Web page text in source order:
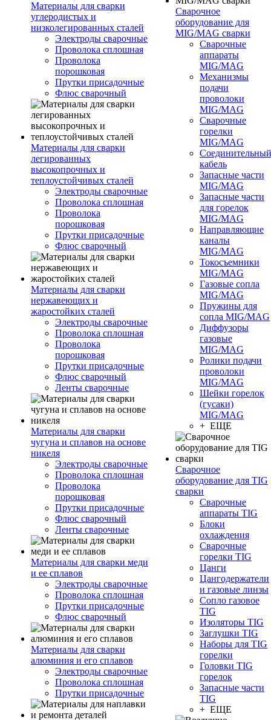
Материалы для сварки
углеродистых и
низколегированных сталей
Электроды сварочные
Проволока сплошная
Проволока
порошковая
Прутки присадочные
Флюс сварочный
Материалы для сварки
легированных
высокопрочных и
теплоустойчивых сталей
Электроды сварочные
Проволока сплошная
Проволока
порошковая
Прутки присадочные
Флюс сварочный
Материалы для сварки
нержавеющих и
жаростойких сталей
Электроды сварочные
Проволока сплошная
Проволока
порошковая
Прутки присадочные
Флюс сварочный
Ленты сварочные
Материалы для сварки
чугуна и сплавов на основе
никеля
Электроды сварочные
Проволока сплошная
Проволока
порошковая
Прутки присадочные
Флюс сварочный
Ленты сварочные
Материалы для сварки меди
и ее сплавов
Электроды сварочные
Проволока сплошная
Прутки присадочные
Флюс сварочный
Материалы для сварки
алюминия и его сплавов
Электроды сварочные
Проволока сплошная
Прутки присадочные
Сварочное
оборудование для
MIG/MAG сварки
Сварочные
аппараты
MIG/MAG
Механизмы
подачи
проволоки
MIG/MAG
Сварочные
горелки
MIG/MAG
Соединительный
кабель
Запасные части
MIG/MAG
Запасные части
для горелок
MIG/MAG
Направляющие
каналы
MIG/MAG
Токосъемники
MIG/MAG
Газовые сопла
MIG/MAG
Пружины для
сопла MIG/MAG
Диффузоры
газовые
MIG/MAG
Ролики подачи
проволоки
MIG/MAG
Шейки горелок
(гусаки)
MIG/MAG
+ ЕЩЕ
Сварочное
оборудование для TIG
сварки
Сварочные
аппараты TIG
Блоки
охлаждения
Сварочные
горелки TIG
Цанги
Цангодержатели
и газовые линзы
Сопло газовое
TIG
Изоляторы TIG
Заглушки TIG
Наборы для TIG
горелки
Головки TIG
горелок
Запасные части
TIG
+ ЕЩЕ